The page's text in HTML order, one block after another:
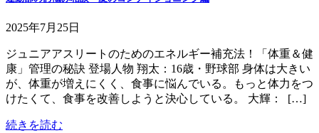
2025年7月25日
ジュニアアスリートのためのエネルギー補充法！「体重＆健
康」管理の秘訣 登場人物 翔太：16歳・野球部 身体は大きい
が、体重が増えにくく、食事に悩んでいる。もっと体力をつ
けたくて、食事を改善しようと決心している。 大輝： […]
続きを読む